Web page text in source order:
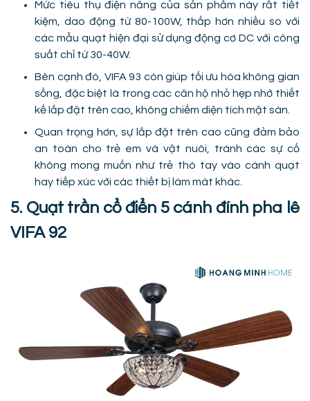
Mức tiêu thụ điện năng của sản phẩm này rất tiết
kiệm, dao động từ 80-100W, thấp hơn nhiều so với
các mẫu quạt hiện đại sử dụng động cơ DC với công
suất chỉ từ 30-40W.
Bên cạnh đó, VIFA 93 còn giúp tối ưu hóa không gian
sống, đặc biệt là trong các căn hộ nhỏ hẹp nhờ thiết
kế lắp đặt trên cao, không chiếm diện tích mặt sàn.
Quan trọng hơn, sự lắp đặt trên cao cũng đảm bảo
an toàn cho trẻ em và vật nuôi, tránh các sự cố
không mong muốn như trẻ thò tay vào cánh quạt
hay tiếp xúc với các thiết bị làm mát khác.
5. Quạt trần cổ điển 5 cánh đính pha lê
VIFA 92